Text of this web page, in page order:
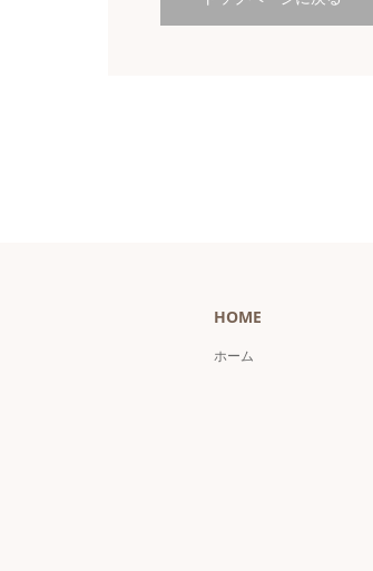
HOME
ホーム